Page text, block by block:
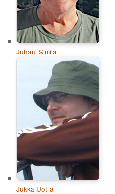
Juhani Similä
Jukka Uotila